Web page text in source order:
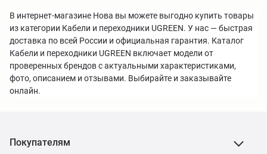
В интернет-магазине Нова вы можете выгодно купить товары
из категории Кабели и переходники UGREEN. У нас — быстрая
доставка по всей России и официальная гарантия. Каталог
Кабели и переходники UGREEN включает модели от
проверенных брендов с актуальными характеристиками,
фото, описанием и отзывами. Выбирайте и заказывайте
онлайн.
Покупателям